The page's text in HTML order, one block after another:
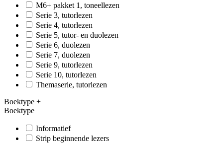
M6+ pakket 1, toneellezen
Serie 3, tutorlezen
Serie 4, tutorlezen
Serie 5, tutor- en duolezen
Serie 6, duolezen
Serie 7, duolezen
Serie 9, tutorlezen
Serie 10, tutorlezen
Themaserie, tutorlezen
Boektype +
Boektype
Informatief
Strip beginnende lezers